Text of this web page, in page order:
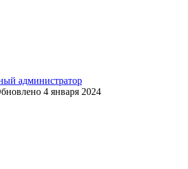
администратор
4 января 2024